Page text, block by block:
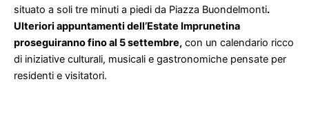
situato a soli tre minuti a piedi da Piazza Buondelmonti.
Ulteriori appuntamenti dell’Estate Imprunetina
proseguiranno fino al 5 settembre, con un calendario ricco
di iniziative culturali, musicali e gastronomiche pensate per
residenti e visitatori.